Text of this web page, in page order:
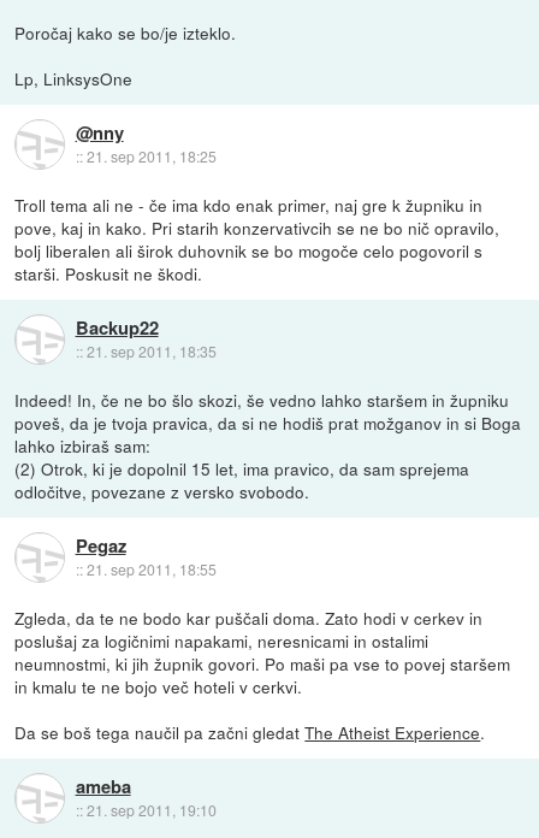
Poročaj kako se bo/je izteklo.
Lp, LinksysOne
@nny
::21. sep 2011, 18:25
Troll tema ali ne - če ima kdo enak primer, naj gre k župniku in
pove, kaj in kako. Pri starih konzervativcih se ne bo nič opravilo,
bolj liberalen ali širok duhovnik se bo mogoče celo pogovoril s
starši. Poskusit ne škodi.
Backup22
::21. sep 2011, 18:35
Indeed! In, če ne bo šlo skozi, še vedno lahko staršem in župniku
poveš, da je tvoja pravica, da si ne hodiš prat možganov in si Boga
lahko izbiraš sam:
(2) Otrok, ki je dopolnil 15 let, ima pravico, da sam sprejema
odločitve, povezane z versko svobodo.
Pegaz
::21. sep 2011, 18:55
Zgleda, da te ne bodo kar puščali doma. Zato hodi v cerkev in
poslušaj za logičnimi napakami, neresnicami in ostalimi
neumnostmi, ki jih župnik govori. Po maši pa vse to povej staršem
in kmalu te ne bojo več hoteli v cerkvi.
Da se boš tega naučil pa začni gledatThe Atheist Experience.
ameba
::21. sep 2011, 19:10